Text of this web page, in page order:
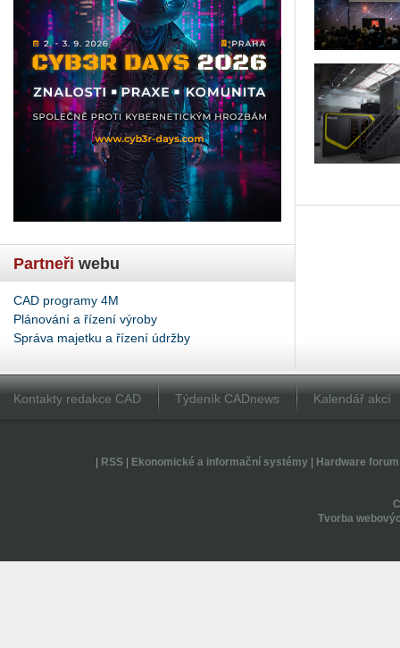
Partneři webu
CAD programy 4M
Plánování a řízení výroby
Správa majetku a řízení údržby
Kontakty redakce CAD Týdeník CADnews Kalendář akcí
RSS| Ekonomické a informační systémy| Hardware forum
Tvorba